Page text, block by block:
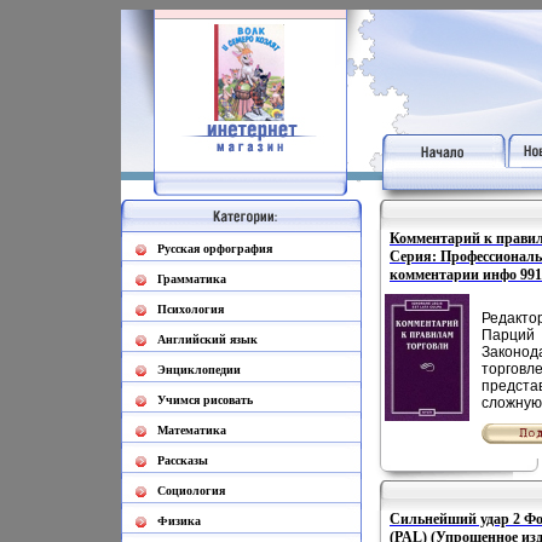
Русская орфография
Грамматика
Психология
Английский язык
Энциклопедии
Учимся рисовать
Математика
Рассказы
Социология
Физика
Комментарий к
Серия:
комментарии инфо
Парций
самые
сфере
Сильнейший удар 2
(PAL) (Упрощенное